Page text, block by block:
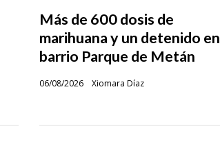
Más de 600 dosis de
marihuana y un detenido en
barrio Parque de Metán
Xiomara Díaz
06/08/2026